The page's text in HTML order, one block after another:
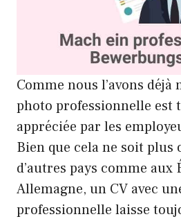
Comme nous l’avons
photo professionnelle est
appréciée par les
Bien que cela ne soit plus
d’autres pays comme aux
Allemagne, un CV avec
professionnelle laisse